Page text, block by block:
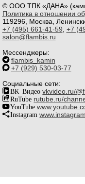
© ООО ТПК «ДАНА»
Политика в отношении
119296, Москва,
+7 (495) 661-41-59, +7
salon@flambis.ru
Мессенджеры:
flambis_kamin
+7 (929) 530-03-77
Социальные сети:
ВК Видео vkvideo.ru/
RuTube rutube.ru/
YouTube
Instagram